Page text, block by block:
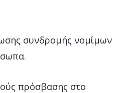
συνδρομής νομίμων
πρόσβασης στο